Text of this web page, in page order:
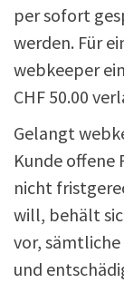
per sofort
werden. Für
webkeeper
CHF 50.00
Gelangt
Kunde offene
nicht
will, behält
vor,
und